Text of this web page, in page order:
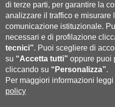
Segui DISPI
di terze parti, per garantire la
analizzare il traffico e misurare
comunicazione istituzionale.
necessari e di profilazione
tecnici”. Puoi scegliere di
su “Accetta tutti” oppure puoi
cliccando su “Personalizza”.
Per maggiori informazioni leggi
policy